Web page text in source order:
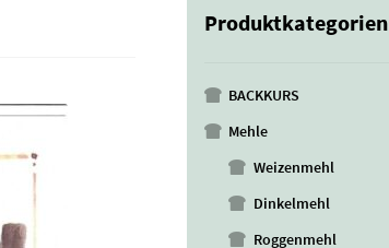
Produktkategorien
BACKKURS
Mehle
Weizenmehl
Dinkelmehl
Roggenmehl